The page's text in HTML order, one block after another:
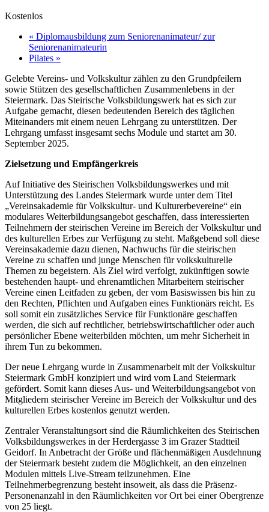
Kostenlos
« Diplomausbildung zum Seniorenanimateur/ zur
Seniorenanimateurin
Pilates »
Gelebte Vereins- und Volkskultur zählen zu den Grundpfeilern
sowie Stützen des gesellschaftlichen Zusammenlebens in der
Steiermark. Das Steirische Volksbildungswerk hat es sich zur
Aufgabe gemacht, diesen bedeutenden Bereich des täglichen
Miteinanders mit einem neuen Lehrgang zu unterstützen. Der
Lehrgang umfasst insgesamt sechs Module und startet am 30.
September 2025.
Zielsetzung und Empfängerkreis
Auf Initiative des Steirischen Volksbildungswerkes und mit
Unterstützung des Landes Steiermark wurde unter dem Titel
„Vereinsakademie für Volkskultur- und Kulturerbevereine“ ein
modulares Weiterbildungsangebot geschaffen, dass interessierten
Teilnehmern der steirischen Vereine im Bereich der Volkskultur und
des kulturellen Erbes zur Verfügung zu steht. Maßgebend soll diese
Vereinsakademie dazu dienen, Nachwuchs für die steirischen
Vereine zu schaffen und junge Menschen für volkskulturelle
Themen zu begeistern. Als Ziel wird verfolgt, zukünftigen sowie
bestehenden haupt- und ehrenamtlichen Mitarbeitern steirischer
Vereine einen Leitfaden zu geben, der vom Basiswissen bis hin zu
den Rechten, Pflichten und Aufgaben eines Funktionärs reicht. Es
soll somit ein zusätzliches Service für Funktionäre geschaffen
werden, die sich auf rechtlicher, betriebswirtschaftlicher oder auch
persönlicher Ebene weiterbilden möchten, um mehr Sicherheit in
ihrem Tun zu bekommen.
Der neue Lehrgang wurde in Zusammenarbeit mit der Volkskultur
Steiermark GmbH konzipiert und wird vom Land Steiermark
gefördert. Somit kann dieses Aus- und Weiterbildungsangebot von
Mitgliedern steirischer Vereine im Bereich der Volkskultur und des
kulturellen Erbes kostenlos genutzt werden.
Zentraler Veranstaltungsort sind die Räumlichkeiten des Steirischen
Volksbildungswerkes in der Herdergasse 3 im Grazer Stadtteil
Geidorf. In Anbetracht der Größe und flächenmäßigen Ausdehnung
der Steiermark besteht zudem die Möglichkeit, an den einzelnen
Modulen mittels Live-Stream teilzunehmen. Eine
Teilnehmerbegrenzung besteht insoweit, als dass die Präsenz-
Personenanzahl in den Räumlichkeiten vor Ort bei einer Obergrenze
von 25 liegt.